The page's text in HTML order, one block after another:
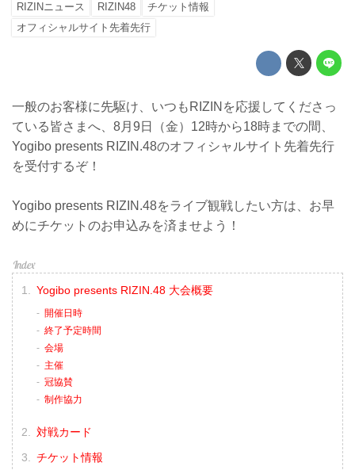
RIZINニュース RIZIN48
チケット情報
オフィシャルサイト先着先行
一般のお客様に先駆け、いつもRIZINを応援してくださっ
ている皆さまへ、8月9日（金）12時から18時までの間、
Yogibo presents RIZIN.48のオフィシャルサイト先着先行
を受付するぞ！
Yogibo presents RIZIN.48をライブ観戦したい方は、お早
めにチケットのお申込みを済ませよう！
Yogibo presents RIZIN.48 大会概要
開催日時
終了予定時間
会場
主催
冠協賛
制作協力
対戦カード
チケット情報